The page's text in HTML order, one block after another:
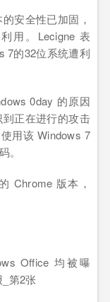
安全性已加固，
用。Lecigne 表
7的32位系统遭利
0day 的原因
正在进行的攻击
用该 Windows 7
。
Chrome 版本，